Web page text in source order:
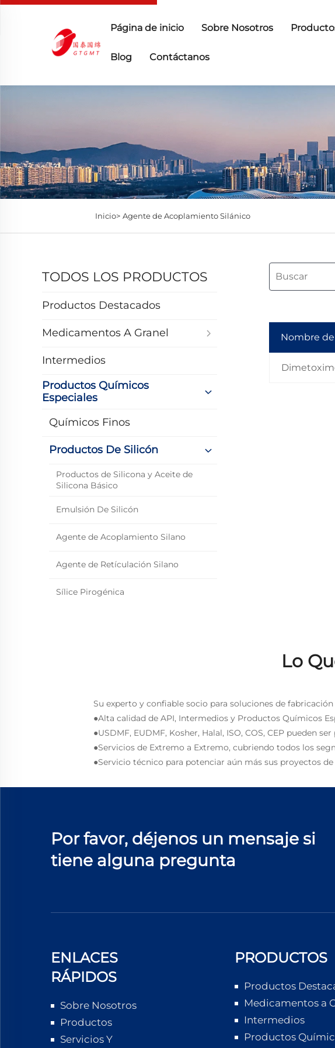
Página de inicio Sobre Nosotros
Blog Contáctanos
Inicio> Agente de Acoplamiento Silánico
TODOS LOS PRODUCTOS
Productos Destacados
Medicamentos A Granel
Intermedios
Productos Químicos
Especiales
Químicos Finos
Productos De Silicón
Productos de Silicona y Aceite de
Silicona Básico
Emulsión De Silicón
Agente de Acoplamiento Silano
Agente de Retículación Silano
Sílice Pirogénica
Nombre
Lo
Su experto y confiable socio para soluciones de
●Alta calidad de API, Intermedios y Productos Químicos
●USDMF, EUDMF, Kosher, Halal, ISO, COS, CEP pueden
●Servicios de Extremo a Extremo, cubriendo todos los
●Servicio técnico para potenciar aún más sus proyectos
Por favor, déjenos un mensaje si
tiene alguna pregunta
ENLACES
RÁPIDOS
Sobre Nosotros
Productos
Servicios Y
PRODUCTOS
Productos
Medicamentos a
Intermedios
Productos